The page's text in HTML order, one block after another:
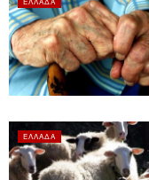
ΕΛΛΆΔΑ